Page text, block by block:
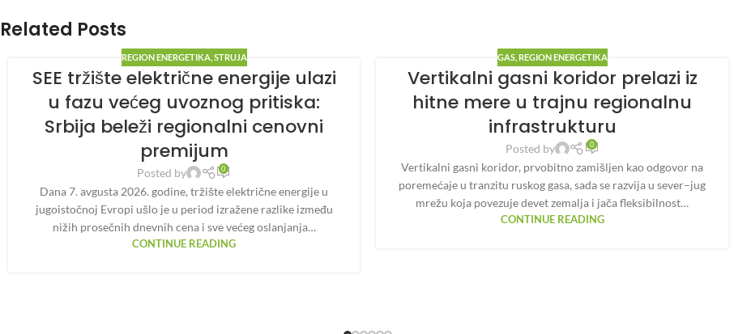
Related Posts
REGION ENERGETIKA, STRUJA
SEE tržište električne energije ulazi
u fazu većeg uvoznog pritiska:
Srbija beleži regionalni cenovni
premijum
Posted by 0
Dana 7. avgusta 2026. godine, tržište električne energije u
jugoistočnoj Evropi ušlo je u period izražene razlike između
nižih prosečnih dnevnih cena i sve većeg oslanjanja…
CONTINUE READING
GAS, REGION ENERGETIKA
Vertikalni gasni koridor prelazi iz
hitne mere u trajnu regionalnu
infrastrukturu
Posted by 0
Vertikalni gasni koridor, prvobitno zamišljen kao odgovor na
poremećaje u tranzitu ruskog gasa, sada se razvija u sever–jug
mrežu koja povezuje devet zemalja i jača fleksibilnost…
CONTINUE READING